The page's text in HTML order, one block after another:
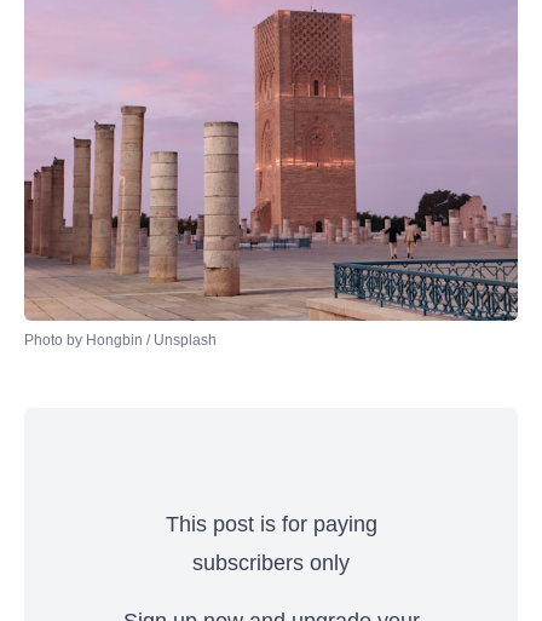
Photo by Hongbin / Unsplash
This post is for paying
subscribers only